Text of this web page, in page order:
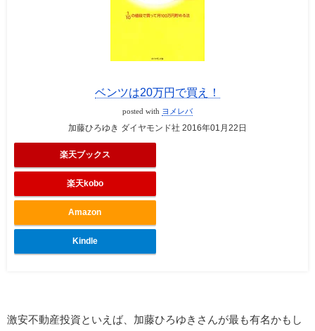
ベンツは20万円で買え！
posted with ヨメレバ
加藤ひろゆき ダイヤモンド社 2016年01月22日
楽天ブックス
楽天kobo
Amazon
Kindle
激安不動産投資といえば、加藤ひろゆきさんが最も有名かもし